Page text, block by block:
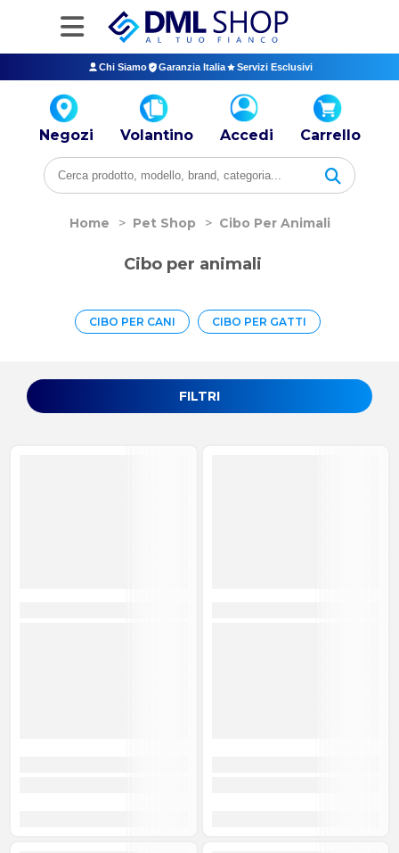
Chi Siamo Garanzia Italia Servizi Esclusivi
Negozi Volantino Accedi Carrello
Home > Pet Shop > Cibo Per Animali
FILTRI
Cibo per animali
CIBO PER CANI CIBO PER GATTI